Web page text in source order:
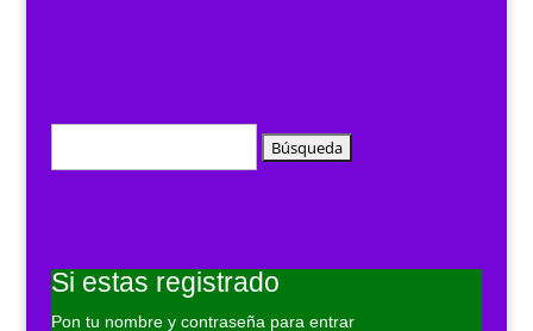
Si estas registrado
Pon tu nombre y contraseña para entrar